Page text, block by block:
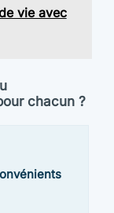
vie avec
chacun ?